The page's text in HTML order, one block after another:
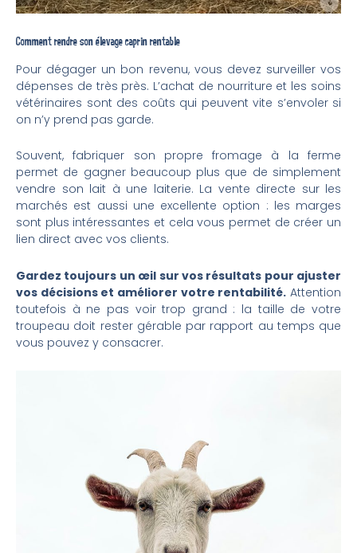
Comment rendre son élevage caprin rentable
Pour dégager un bon revenu, vous devez surveiller vos
dépenses de très près. L’achat de nourriture et les soins
vétérinaires sont des coûts qui peuvent vite s’envoler si
on n’y prend pas garde.
Souvent, fabriquer son propre fromage à la ferme
permet de gagner beaucoup plus que de simplement
vendre son lait à une laiterie. La vente directe sur les
marchés est aussi une excellente option : les marges
sont plus intéressantes et cela vous permet de créer un
lien direct avec vos clients.
Gardez toujours un œil sur vos résultats pour ajuster
vos décisions et améliorer votre rentabilité. Attention
toutefois à ne pas voir trop grand : la taille de votre
troupeau doit rester gérable par rapport au temps que
vous pouvez y consacrer.